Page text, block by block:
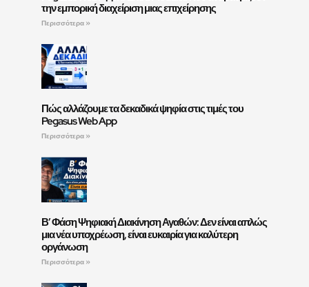
την εμπορική διαχείριση μιας επιχείρησης
Περισσότερα »
Πώς αλλάζουμε τα δεκαδικά ψηφία στις τιμές του
Pegasus Web App
Περισσότερα »
Β’ Φάση Ψηφιακή Διακίνηση Αγαθών: Δεν είναι απλώς
μια νέα υποχρέωση, είναι ευκαιρία για καλύτερη
οργάνωση
Περισσότερα »